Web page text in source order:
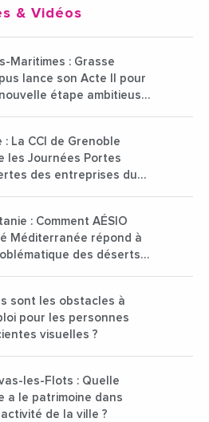
& Vidéos
Maritimes : Grasse
lance son Acte II pour
étape ambitieuse
: La CCI de Grenoble
les Journées Portes
des entreprises du
: Comment AÉSIO
Méditerranée répond à
des déserts
sont les obstacles à
pour les personnes
visuelles ?
les-Flots : Quelle
a le patrimoine dans
de la ville ?